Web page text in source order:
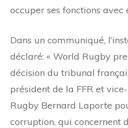
occuper ses fonctions avec
Dans un communiqué,
déclaré: « World Rugby
décision du tribunal
président de la FFR et
Rugby Bernard Laporte
corruption, qui concernent